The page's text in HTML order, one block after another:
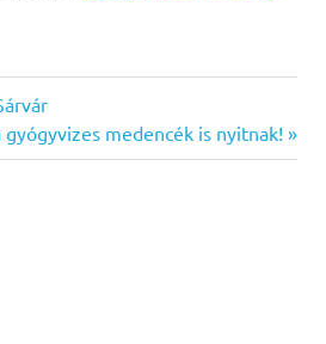
medencék is nyitnak!